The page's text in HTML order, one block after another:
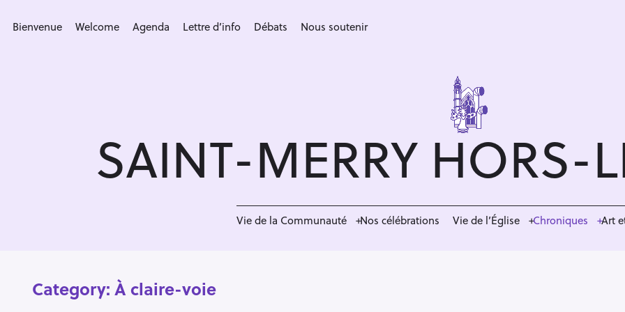
Bienvenue Welcome Agenda Lettre d’info Débats Nous soutenir
SAINT-MERRY HORS-
Vie de la Communauté Nos célébrations Vie de l’Église Chroniques Art
Category: À claire-voie